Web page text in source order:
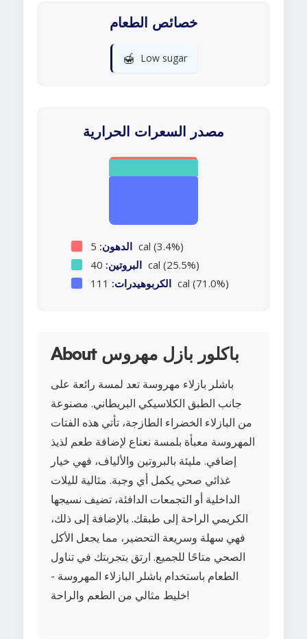
خصائص الطعام
🍯 Low sugar
مصدر السعرات الحرارية
الدهون: 5 cal (3.4%)
البروتين: 40 cal (25.5%)
الكربوهيدرات: 111 cal (71.0%)
About باكلور بازل مهروس
باشلر بازلاء مهروسة تعد لمسة رائعة على
جانب الطبق الكلاسيكي البريطاني. مصنوعة
من البازلاء الخضراء الطازجة، تأتي هذه الفتات
المهروسة معبأة بلمسة نعناع لإضافة طعم لذيذ
إضافي. مليئة بالبروتين والألياف، فهي خيار
غذائي صحي يكمل أي وجبة. مثالية لليلات
الداخلية أو التجمعات الدافئة، تضيف نسيجها
الكريمي الراحة إلى طبقك. بالإضافة إلى ذلك،
فهي سهلة وسريعة التحضير، مما يجعل الأكل
الصحي متاحًا للجميع. ارتق بتجربتك في تناول
الطعام باستخدام باشلر البازلاء المهروسة -
خليط مثالي من الطعم والراحة!